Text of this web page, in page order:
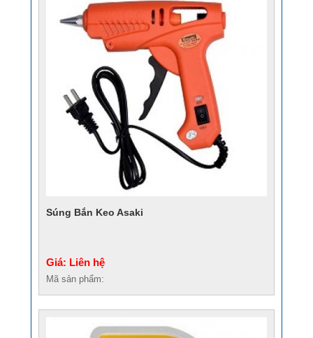
Súng Bắn Keo Asaki
Giá: Liên hệ
Mã sản phẩm: